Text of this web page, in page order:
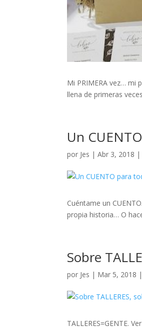
Mi PRIMERA vez… mi
llena de primeras
Un
por Jes |Abr 3, 2018 |
Cuéntame un
propia historia… O
Sobre
por Jes | Mar 5, 2018 |
TALLERES=GENTE.